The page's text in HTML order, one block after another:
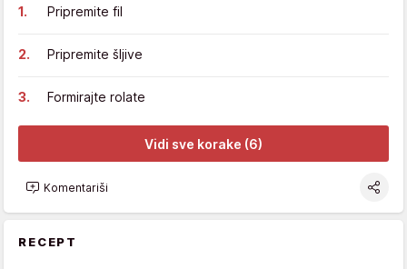
Pripremite fil
Pripremite šljive
Formirajte rolate
Vidi sve korake (6)
Komentariši
RECEPT